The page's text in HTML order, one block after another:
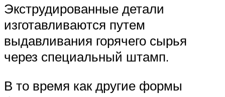
Экструдированные детали
изготавливаются путем
выдавливания горячего сырья
через специальный штамп.
В то время как другие формы